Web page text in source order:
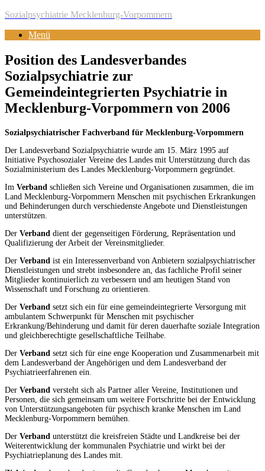
Zum
springen
Sozialpsychiatrie Mecklenburg-Vorpommern
Menü
Position des Landesverbandes
Sozialpsychiatrie zur
Gemeindeintegrierten Psychiatrie in
Mecklenburg-Vorpommern von 2006
Sozialpsychiatrischer Fachverband für Mecklenburg-Vorpommern
Der Landesverband Sozialpsychiatrie wurde am 15. März 1995 auf
Initiative Psychosozialer Vereine des Landes mit Unterstützung durch das
Sozialministerium des Landes Mecklenburg-Vorpommern gegründet.
Im Verband schließen sich Vereine und Organisationen zusammen, die im
Land Mecklenburg-Vorpommern Menschen mit psychischen Erkrankungen
und Behinderungen durch verschiedenste Angebote und Dienstleistungen
unterstützen.
Der Verband dient der gegenseitigen Förderung, Repräsentation und
Qualifizierung der Arbeit der Vereinsmitglieder.
Der Verband ist ein Interessenverband von Anbietern sozialpsychiatrischer
Dienstleistungen und strebt insbesondere an, das fachliche Profil seiner
Mitglieder kontinuierlich zu verbessern und am heutigen Stand von
Wissenschaft und Forschung zu orientieren.
Der Verband setzt sich ein für eine gemeindeintegrierte Versorgung mit
ambulantem Schwerpunkt für Menschen mit psychischer
Erkrankung/Behinderung und damit für deren dauerhafte soziale Integration
und gleichberechtigte gesellschaftliche Teilhabe.
Der Verband setzt sich für eine enge Kooperation und Zusammenarbeit mit
dem Landesverband der Angehörigen und dem Landesverband der
Psychiatrieerfahrenen ein.
Der Verband versteht sich als Partner aller Vereine, Institutionen und
Personen, die sich gemeinsam um weitere Fortschritte bei der Entwicklung
von Unterstützungsangeboten für psychisch kranke Menschen im Land
Mecklenburg-Vorpommern bemühen.
Der Verband unterstützt die kreisfreien Städte und Landkreise bei der
Weiterentwicklung der kommunalen Psychiatrie und wirkt bei der
Psychiatrieplanung des Landes mit.